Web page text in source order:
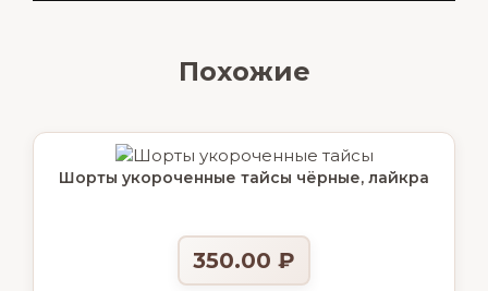
Похожие
Шорты укороченные тайсы чёрные, лайкра
350.00 ₽